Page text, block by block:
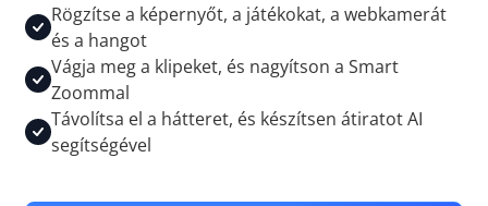
Rögzítse a képernyőt, a játékokat, a webkamerát
és a hangot
Vágja meg a klipeket, és nagyítson a Smart
Zoommal
Távolítsa el a hátteret, és készítsen átiratot AI
segítségével